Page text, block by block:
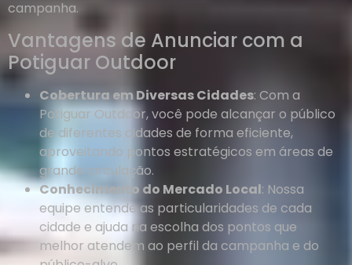
campanha.
Vantagens de Anunciar com a
Potiguar Outdoor
Cobertura em Diversas Cidades: Com a
Potiguar Outdoor, você pode alcançar o público
de diferentes cidades de forma eficiente,
aproveitando pontos estratégicos em áreas de
grande circulação.
Conhecimento do Mercado Local: Nossa
equipe entende as particularidades de cada
cidade e ajuda na escolha dos pontos que
melhor atendem ao perfil da campanha e do